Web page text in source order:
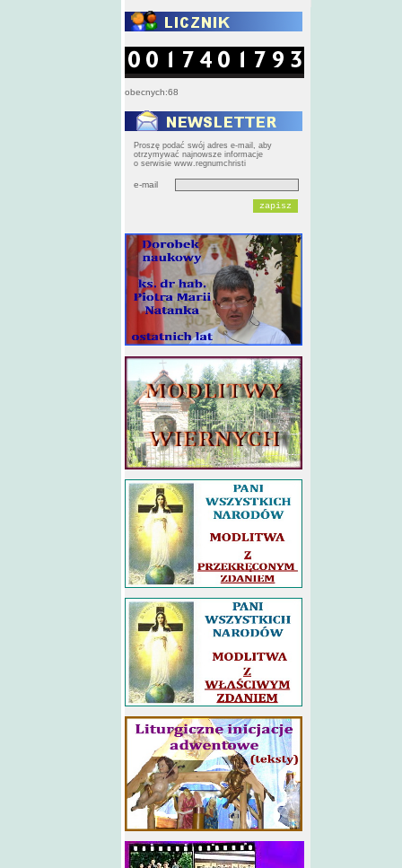
obecnych:68
Proszę podać swój adres e-mail, aby
otrzymywać najnowsze informacje
o serwisie www.regnumchristi
e-mail